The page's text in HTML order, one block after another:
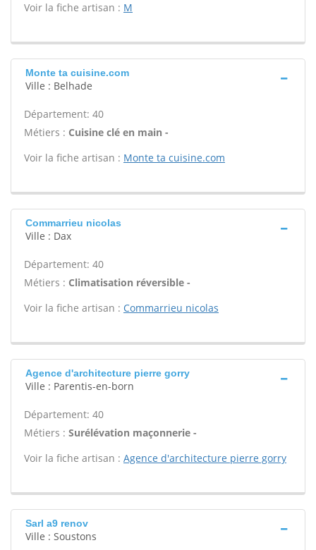
Voir la fiche artisan : M
Monte ta cuisine.com
Ville : Belhade
Département: 40
Métiers : Cuisine clé en main -
Voir la fiche artisan : Monte ta cuisine.com
Commarrieu nicolas
Ville : Dax
Département: 40
Métiers : Climatisation réversible -
Voir la fiche artisan : Commarrieu nicolas
Agence d'architecture pierre gorry
Ville : Parentis-en-born
Département: 40
Métiers : Surélévation maçonnerie -
Voir la fiche artisan : Agence d'architecture pierre gorry
Sarl a9 renov
Ville : Soustons